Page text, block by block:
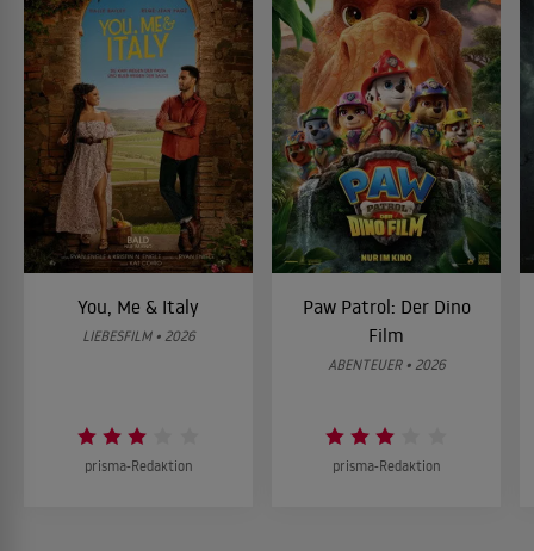
You, Me & Italy
LIEBESFILM • 2026
prisma-Redaktion
Paw Patrol: Der Dino
Film
ABENTEUER • 2026
prisma-Redaktion